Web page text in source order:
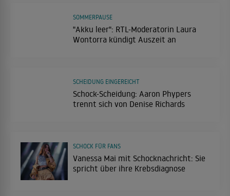
"Akku leer": RTL-Moderatorin Laura
Wontorra kündigt Auszeit an
SOMMERPAUSE
Schock-Scheidung: Aaron Phypers
trennt sich von Denise Richards
SCHEIDUNG EINGEREICHT
Vanessa Mai mit Schocknachricht: Sie
spricht über ihre Krebsdiagnose
SCHOCK FÜR FANS